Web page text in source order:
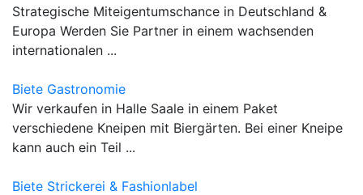
Strategische Miteigentumschance in Deutschland &
Europa Werden Sie Partner in einem wachsenden
internationalen ...
Biete Gastronomie
Wir verkaufen in Halle Saale in einem Paket
verschiedene Kneipen mit Biergärten. Bei einer Kneipe
kann auch ein Teil ...
Biete Strickerei & Fashionlabel